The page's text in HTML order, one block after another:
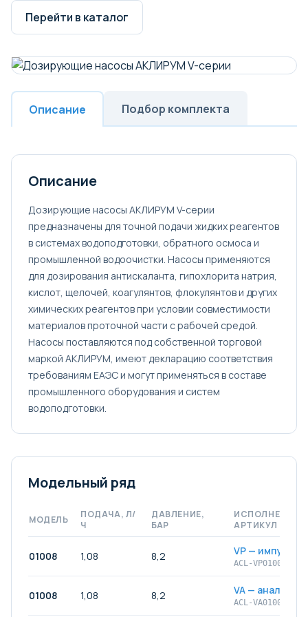
Перейти в каталог
Описание Подбор комплекта
Описание
Дозирующие насосы АКЛИРУМ V-серии
предназначены для точной подачи жидких реагентов
в системах водоподготовки, обратного осмоса и
промышленной водоочистки. Насосы применяются
для дозирования антискаланта, гипохлорита натрия,
кислот, щелочей, коагулянтов, флокулянтов и других
химических реагентов при условии совместимости
материалов проточной части с рабочей средой.
Насосы поставляются под собственной торговой
маркой АКЛИРУМ, имеют декларацию соответствия
требованиям ЕАЭС и могут применяться в составе
промышленного оборудования и систем
водоподготовки.
Модельный ряд
МОДЕЛЬ
ПОДАЧА, Л/
Ч
ДАВЛЕНИЕ,
БАР
ИСПОЛНЕНИЕ /
АРТИКУЛ
01008 1,08 8,2 VP —
ACL-VP01008
01008 1,08 8,2 VA —
ACL-VA01008